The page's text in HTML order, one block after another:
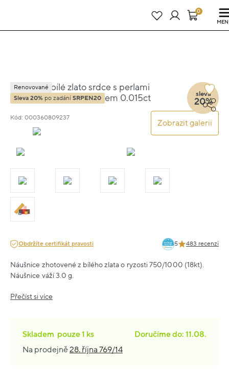
24 dní : 10h : 44m : 48s0
Náušnice bílé zlato srdce s perlami
4.00cm 3.0g s diamantem 0.015ct
Kód: 000360809237
Zobrazit galerii
Renovované
Sleva 20% po zadání SRPEN20
sleva
20%
Obdržíte certifikát pravosti 5 483 recenzí
Náušnice zhotovené z bílého zlata o ryzosti 750/1000 (18kt).
Náušnice váží 3.0 g.
Přečíst si více
Skladem pouze1 ks
Doručíme do: 11.08.
Na prodejně28. října 769/14